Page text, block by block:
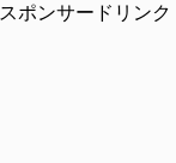
スポンサードリンク